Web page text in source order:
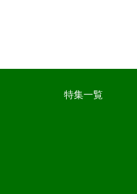
特集一覧